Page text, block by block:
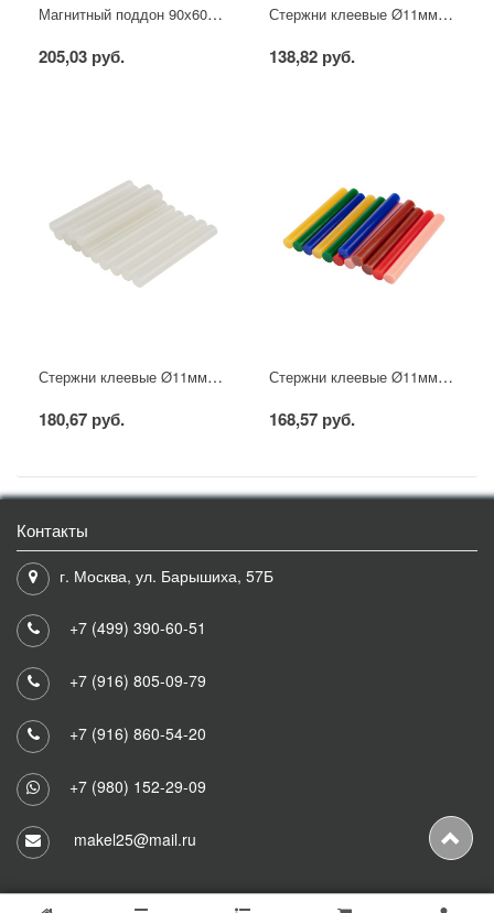
Магнитный поддон 90х60х25 мм REXANT
205,03 руб.
Стержни клеевые Ø11мм, 100мм, прозрачные (12 шт/уп), блистер REXANT
138,82 руб.
Стержни клеевые Ø11мм, 100мм, прозрачные светящиеся (12 шт/уп), блистер REXANT
180,67 руб.
Стержни клеевые Ø11мм, 100мм, цветные (12 шт/уп), блистер REXANT
168,57 руб.
Контакты
г. Москва, ул. Барышиха, 57Б
+7 (499) 390-60-51
+7 (916) 805-09-79
+7 (916) 860-54-20
+7 (980) 152-29-09
makel25@mail.ru